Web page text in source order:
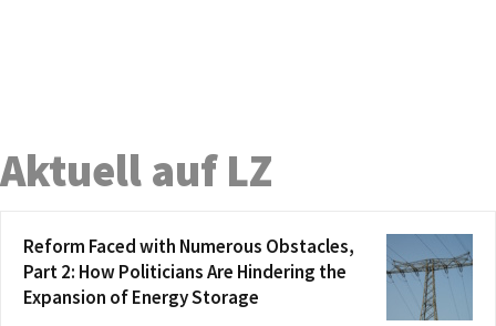
Aktuell auf LZ
Reform Faced with Numerous Obstacles,
Part 2: How Politicians Are Hindering the
Expansion of Energy Storage